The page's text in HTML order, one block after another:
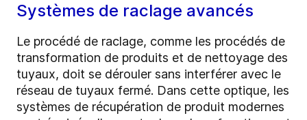
Systèmes de raclage avancés
Le procédé de raclage, comme les procédés de
transformation de produits et de nettoyage des
tuyaux, doit se dérouler sans interférer avec le
réseau de tuyaux fermé. Dans cette optique, les
systèmes de récupération de produit modernes